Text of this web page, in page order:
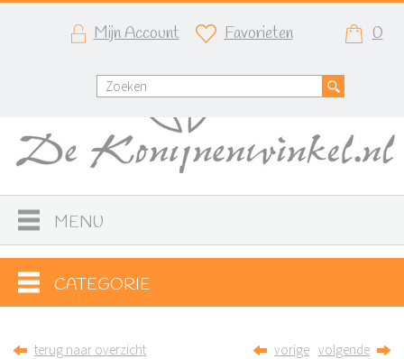
Mijn Account Favorieten 0
MENU
CATEGORIE
terug naar overzicht vorige volgende